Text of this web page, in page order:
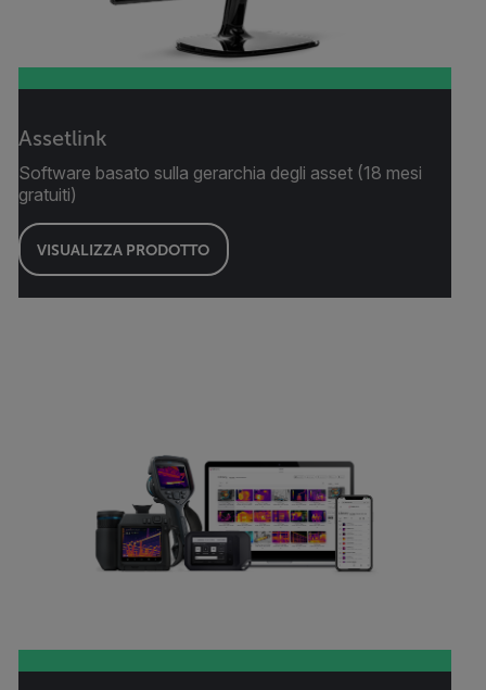
Assetlink
Software basato sulla gerarchia degli asset (18 mesi
gratuiti)
VISUALIZZA PRODOTTO